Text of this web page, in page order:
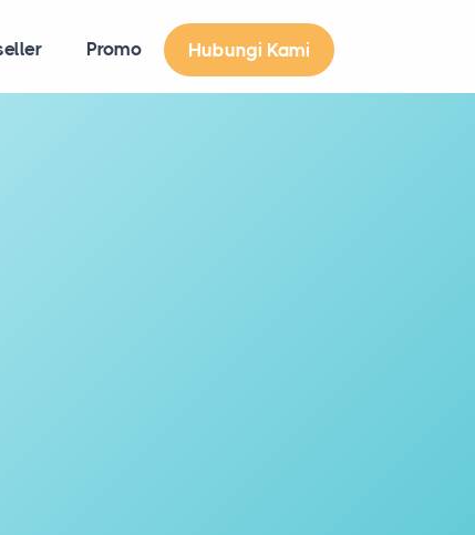
Promo Hubungi Kami